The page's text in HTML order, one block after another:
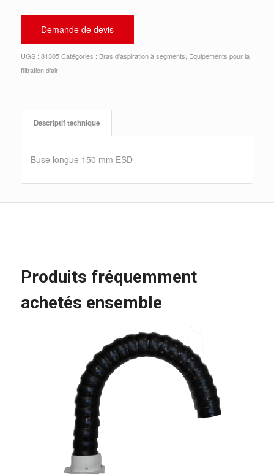
Demande de devis
UGS : 81305 Catégories : Bras d'aspiration à segments, Equipements pour la
filtration d'air
Descriptif technique
Buse longue 150 mm ESD
Produits fréquemment
achetés ensemble